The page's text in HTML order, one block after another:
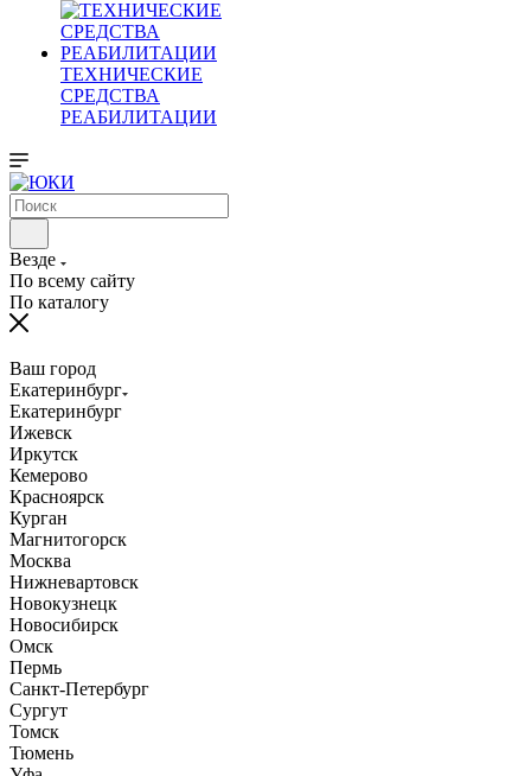
ТЕХНИЧЕСКИЕ
СРЕДСТВА
РЕАБИЛИТАЦИИ
Везде
По всему сайту
По каталогу
Ваш город
Екатеринбург
Екатеринбург
Ижевск
Иркутск
Кемерово
Красноярск
Курган
Магнитогорск
Москва
Нижневартовск
Новокузнецк
Новосибирск
Омск
Пермь
Санкт-Петербург
Сургут
Томск
Тюмень